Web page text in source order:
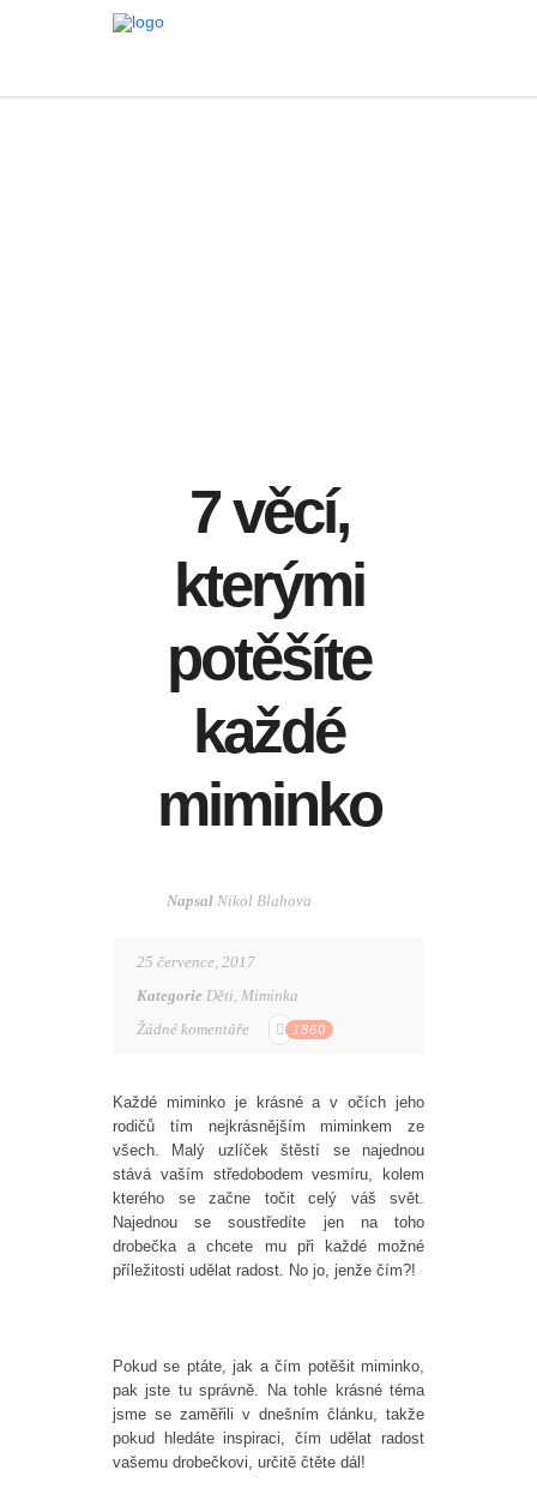
7 věcí,
kterými
potěšíte
každé
miminko
Napsal Nikol Blahova
25 července, 2017
Kategorie Děti, Miminka
Žádné komentáře
1860
Každé miminko je krásné a v očích jeho
rodičů tím nejkrásnějším miminkem ze
všech. Malý uzlíček štěstí se najednou
stává vaším středobodem vesmíru, kolem
kterého se začne točit celý váš svět.
Najednou se soustředíte jen na toho
drobečka a chcete mu při každé možné
příležitosti udělat radost. No jo, jenže čím?!
Pokud se ptáte, jak a čím potěšit miminko,
pak jste tu správně. Na tohle krásné téma
jsme se zaměřili v dnešním článku, takže
pokud hledáte inspiraci, čím udělat radost
vašemu drobečkovi, určitě čtěte dál!